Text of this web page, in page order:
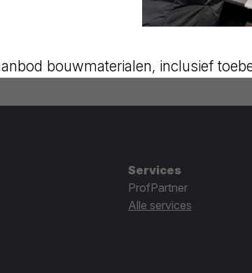
bouwmaterialen, inclusief
Services
ProfPartner
Alle services